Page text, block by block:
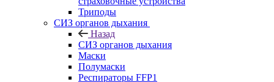
Триподы
СИЗ органов дыхания
Назад
СИЗ органов дыхания
Маски
Полумаски
Респираторы FFP1